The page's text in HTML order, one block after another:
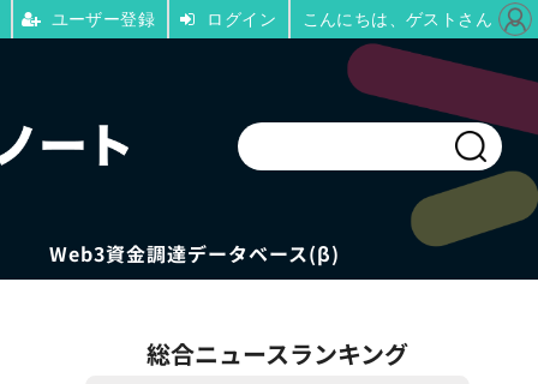
Web3資金調達データベース(β)
総合ニュースランキング
ユーザー登録 ログイン こんにちは、ゲストさん